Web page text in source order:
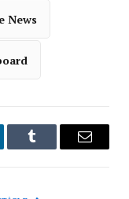
News
Tumblr Email